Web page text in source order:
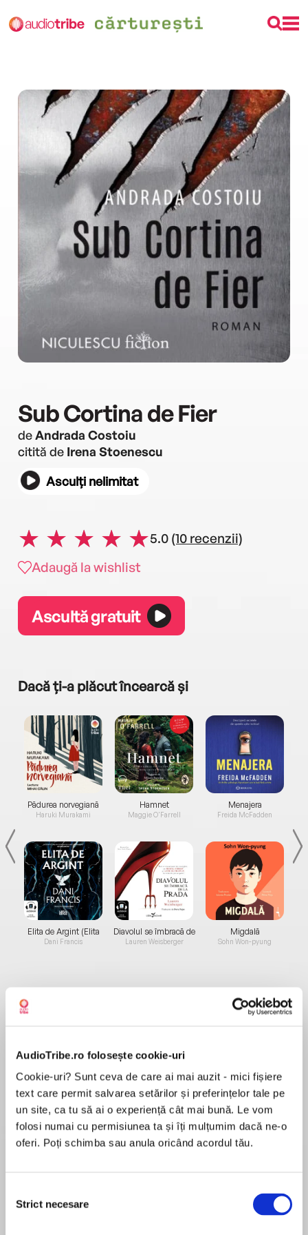
AudioTribe.ro folosește cookie-uri
Cookie-uri? Sunt ceva de care ai mai auzit - mici fișiere
text care permit salvarea setărilor și preferințelor tale pe
un site, ca tu să ai o experiență cât mai bună. Le vom
folosi numai cu permisiunea ta și îți mulțumim dacă ne-o
oferi. Poți schimba sau anula oricând acordul tău.
consimțământului
Strict necesare
Sub Cortina de Fier
deAndrada Costoiu
citită de Irena Stoenescu
Asculți nelimitat
5.0 (10 recenzii)
Adaugă la wishlist
Ascultă gratuit
Dacă ți-a plăcut încearcă și
Pădurea norvegiană
Haruki Murakami
Elita de Argint (Elita
de...
Dani Francis
Hamnet
Maggie O'Farrell
Diavolul se îmbracă de
la...
Lauren Weisberger
Menajera
Freida McFadden
Migdală
Sohn Won-pyung
Despre
ficționalizată despre viața unei familii din ultimii
3 ani ai dictaturii comuniste. Ion, un arhitect în
vârstă de 45 de ani, împreună cu soția și cu
fetița lor de 7 ani, duc o viață normală, cu
bucurii și lipsuri, așa cum era viața de la sfârșitul
anilor 1980 în România. Accidentul de la
împotriva regimului comunist.
MAI MULT
Recenzii